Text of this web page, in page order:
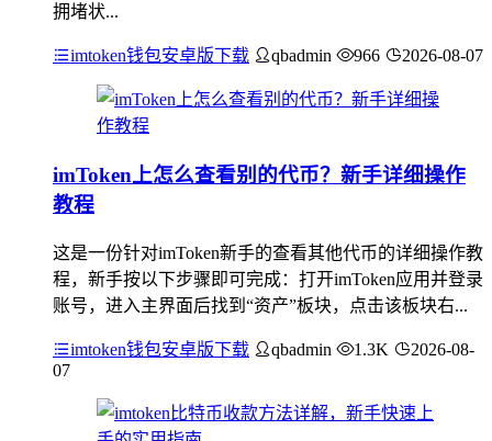
拥堵状...
imtoken钱包安卓版下载 qbadmin 966 2026-08-07
imToken上怎么查看别的代币？新手详细操作
教程
这是一份针对imToken新手的查看其他代币的详细操作教
程，新手按以下步骤即可完成：打开imToken应用并登录
账号，进入主界面后找到“资产”板块，点击该板块右...
imtoken钱包安卓版下载 qbadmin 1.3K
2026-08-
07